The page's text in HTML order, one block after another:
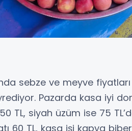
sebze ve meyve
Pazarda kasa iyi
TL, siyah üzüm ise 75
60 TL, kasa işi kapya